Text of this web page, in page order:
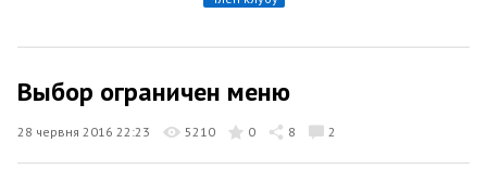
Выбор ограничен меню
28 червня 2016 22:23 5210 0 8 2